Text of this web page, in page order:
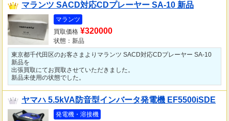
マランツ SACD対応CDプレーヤー SA-10 新品
マランツ
買取価格 ¥320000
状態：新品
東京都千代田区のお客さまよりマランツ SACD対応CDプレーヤー SA-10
新品を
出張買取にてお買取させていただきました。
新品未使用の状態でした。
ヤマハ 5.5kVA防音型インバータ発電機 EF5500iSDE
発電機・溶接機